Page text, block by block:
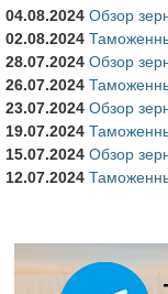
04.08.2024 Обзор
02.08.2024
28.07.2024 Обзор
26.07.2024
23.07.2024 Обзор
19.07.2024
15.07.2024 Обзор
12.07.2024